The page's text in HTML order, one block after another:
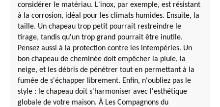
considérer le matériau. L'inox, par exemple, est résistant
à la corrosion, idéal pour les climats humides. Ensuite, la
taille. Un chapeau trop petit pourrait restreindre le
tirage, tandis qu'un trop grand pourrait être inutile.
Pensez aussi à la protection contre les intempéries. Un
bon chapeau de cheminée doit empêcher la pluie, la
neige, et les débris de pénétrer tout en permettant à la
fumée de s'échapper librement. Enfin, n'oubliez pas le
style : le chapeau doit s'harmoniser avec l'esthétique
globale de votre maison. À Les Compagnons du